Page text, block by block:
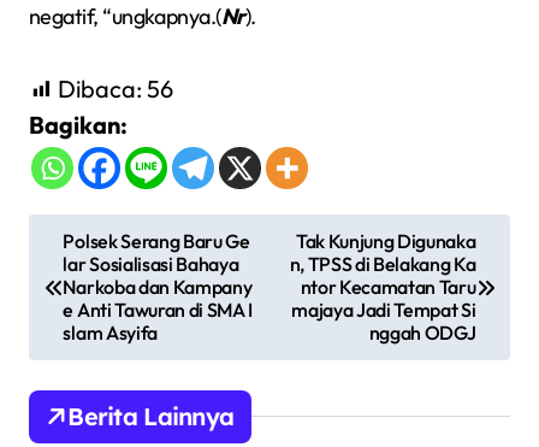
negatif, “ungkapnya.(Nr).
Dibaca: 56
Bagikan:
i
g
a
Polsek Serang Baru Ge
lar Sosialisasi Bahaya
Narkoba dan Kampany
e Anti Tawuran di SMA I
slam Asyifa
Tak Kunjung Digunaka
n, TPSS di Belakang Ka
ntor Kecamatan Taru
majaya Jadi Tempat Si
nggah ODGJ
Berita Lainnya